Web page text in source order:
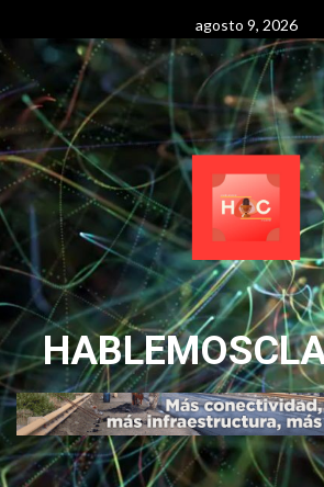
content
agosto 9, 2026